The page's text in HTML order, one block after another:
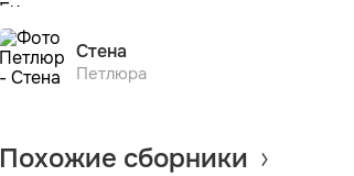
Стена
Петлюра
Похожие сборники